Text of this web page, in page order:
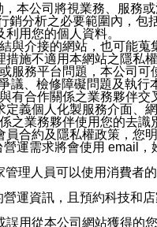
本公司將視業務、服務
分析之必要範圍內，
用您的個人資料。
與介接的網站，也可能
施不適用本網站之隱私
服務平台問題，本公司
、檢修障礙問題及執
有合作關係之業務夥伴
義個人化製服務介面、
之業務夥伴使用您的去
合約及隱私權政策，您
運需求將會使用 email
理人員可以使用消費者
運資訊，且預約科技
用從本公司網站獲得